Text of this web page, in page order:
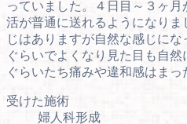
っていました。４日目～３ヶ
活が普通に送れるようになり
じはありますが自然な感じに
ぐらいでよくなり見た目も自
ぐらいたち痛みや違和感はまっ
受けた施術
婦人科形成